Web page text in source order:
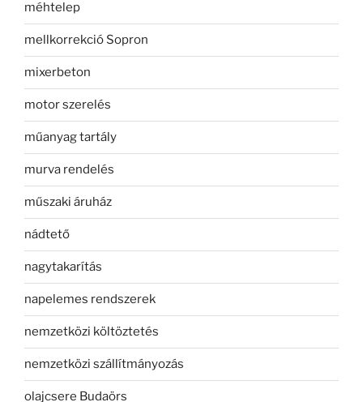
méhtelep
mellkorrekció Sopron
mixerbeton
motor szerelés
műanyag tartály
murva rendelés
műszaki áruház
nádtető
nagytakarítás
napelemes rendszerek
nemzetközi költöztetés
nemzetközi szállítmányozás
olajcsere Budaörs